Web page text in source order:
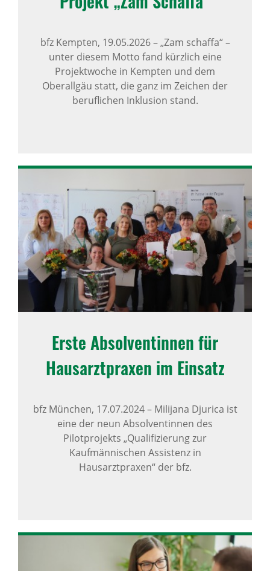
bfz Kempten, 19.05.2026–„Zam schaffa“ –
unter diesem Motto fand kürzlich eine
Projektwoche in Kempten und dem
Oberallgäu statt, die ganz im Zeichen der
beruflichen Inklusion stand.
Erste Absol­ven­tinnen für
Haus­arzt­praxen im Einsatz
bfz München, 17.07.2024–Milijana Djurica ist
eine der neun Absolventinnen des
Pilotprojekts „Qualifizierung zur
Kaufmännischen Assistenz in
Hausarztpraxen“ der bfz.